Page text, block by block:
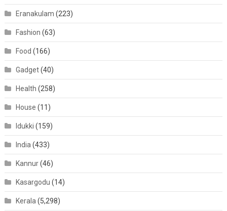
Eranakulam (223)
Fashion (63)
Food (166)
Gadget(40)
Health (258)
House (11)
Idukki (159)
India(433)
Kannur(46)
Kasargodu (14)
Kerala(5,298)